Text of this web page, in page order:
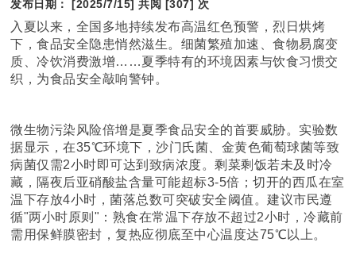
发布日期： [2025/7/15] 共阅 [307] 次
入夏以来，全国多地持续发布高温红色预警，烈日烘烤
下，食品安全隐患悄然滋生。细菌繁殖加速、食物易腐变
质、冷饮消费激增……夏季特有的环境因素与饮食习惯交
织，为食品安全敲响警钟。
微生物污染风险倍增是夏季食品安全的首要威胁。实验数
据显示，在35℃环境下，沙门氏菌、金黄色葡萄球菌等致
病菌仅需2小时即可达到致病浓度。剩菜剩饭若未及时冷
藏，隔夜后亚硝酸盐含量可能超标3-5倍；切开的西瓜在室
温下存放4小时，菌落总数可突破安全阈值。建议市民遵
循"两小时原则"：熟食在常温下存放不超过2小时，冷藏前
需用保鲜膜密封，复热应彻底至中心温度达75℃以上。